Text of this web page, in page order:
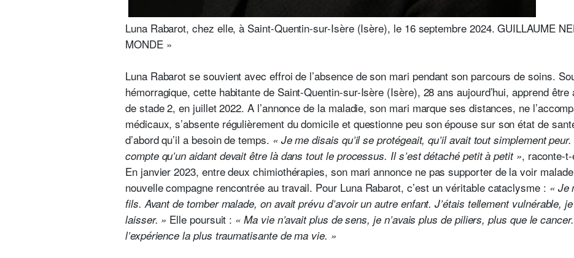
Luna Rabarot, chez elle, à Saint-Quentin-sur-Isère (Isère), le 16 septembre 2024.GUILLAUME
MONDE »
Luna Rabarot se souvient avec effroi de l’absence de son mari pendant son parcours de soins.
hémorragique, cette habitante de Saint-Quentin-sur-Isère (Isère), 28 ans aujourd’hui, apprend être
de stade 2, en juillet 2022. A l’annonce de la maladie, son mari marque ses distances, ne
médicaux, s’absente régulièrement du domicile et questionne peu son épouse sur son état de
d’abord qu’il a besoin de temps. « Je me disais qu’il se protégeait, qu’il avait tout simplement
compte qu’un aidant devait être là dans tout le processus. Il s’est détaché petit à petit », raconte-
En janvier 2023, entre deux chimiothérapies, son mari annonce ne pas supporter de la voir
nouvelle compagne rencontrée au travail. Pour Luna Rabarot, c’est un véritable cataclysme : « Je
fils. Avant de tomber malade, on avait prévu d’avoir un autre enfant. J’étais tellement vulnérable,
laisser. » Elle poursuit : « Ma vie n’avait plus de sens, je n’avais plus de piliers, plus que le
l’expérience la plus traumatisante de ma vie. »